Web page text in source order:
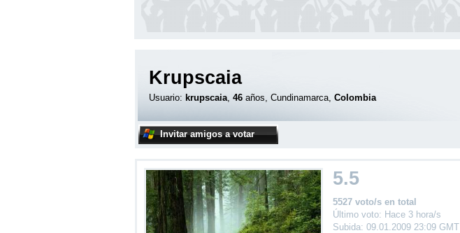
Krupscaia
Usuario: krupscaia, 46 años, Cundinamarca, Colombia
Invitar amigos a votar
5.5
5527 voto/s en total
Último voto: Hace 3 hora/s
Subida: 09.01.2009 23:09 GMT